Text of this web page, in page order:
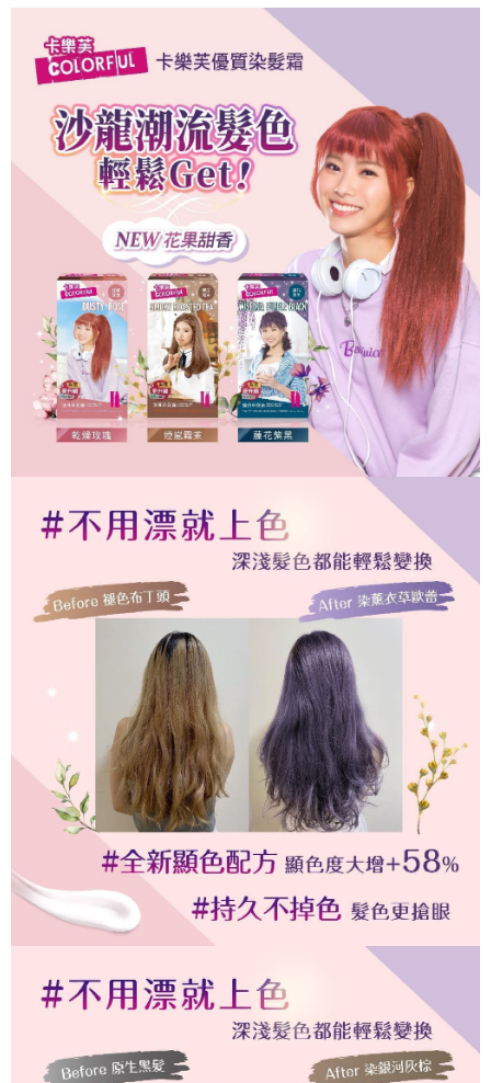
１．簡單：不需註冊會員、不需綁卡、不需儲值。
２．便利：只要手機號碼，簡訊認證，即可結帳。
３．安心：先確認商品／服務後，再付款。
【「AFTEE先享後付」結帳流程】
１．於結帳方式選擇「AFTEE先享後付」後，將跳轉至「AFTEE先享後付」
結帳頁面，進行簡訊認證並確認金額後，即可完成結帳。
２．訂單成立數日內，您將收到繳費通知簡訊。
３．收到繳費通知簡訊後14天內，點擊此簡訊中的連結，可透過四大超商／
ATM／網路銀行／等多元方式進行付款，方視為交易完成。
※ 請注意：結帳手續完成當下不需立刻繳費，但若您需要取消訂單，請聯絡
購買商品的店家。未經商家同意取消之訂單仍視為有效，需透過AFTEE先享
後付繳納相關費用。
※ 交易是否成功請以「AFTEE先享後付 」之結帳頁面顯示為準，若有關於
是否繳費成功／繳費後需取消欲退款等相關疑問，請聯繫「AFTEE先享後付
客戶支援中心」
https://netprotections.freshdesk.com/support/home
【注意事項】
１．透過由恩沛科技股份有限公司提供之「AFTEE先享後付」服務完成之交
易，需依本服務之必要範圍內提供個人資料，並將交易相關給付款項請求債
權轉讓予恩沛科技股份有限公司。
https://aftee.tw/terms/#terms3
３．未成年的使用者請事先徵得法定代理人或監護人之同意方可使用
「AFTEE先享後付」，若未經同意申辦者引起之損失，本公司不負相關責
任。
４．使用「AFTEE先享後付」時，將依據個別帳號之用戶狀況，依本公司即
時審查核予不同之上限額度；若仍有額度不足之情形，本公司將視審查結果
請求用戶進行身份認證。
５．嚴禁一人註冊多個帳號或使用他人資訊註冊。若發現惡意使用之情形，
恩沛科技股份有限公司將有權停止該用戶之使用額度並採取法律行動。
運送方式
全家取貨付款
每筆NT$60，滿NT$799(含以上)免運費
7-11取貨付款
每筆NT$60，滿NT$799(含以上)免運費
7-11取貨(快速到店)
每筆NT$95，滿NT$799(含以上)免運費
每筆NT$150
滿額免運宅配
每筆NT$100，滿NT$799(含以上)免運費
付款後門市自取
每筆NT$50，滿NT$299(含以上)免運費